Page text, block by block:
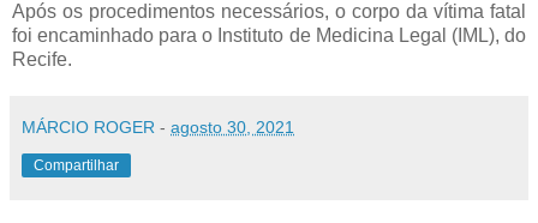
Após os procedimentos necessários, o corpo da vítima fatal
foi encaminhado para o Instituto de Medicina Legal (IML), do
Recife.
MÁRCIO ROGER - agosto 30, 2021
Compartilhar